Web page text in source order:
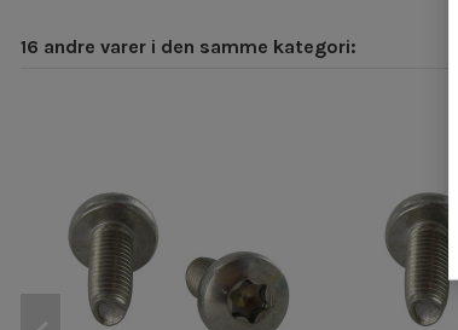
16 andre varer i den samme kategori: